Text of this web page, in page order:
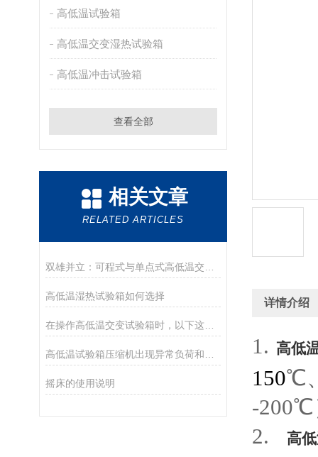
高低温试验箱
高低温交变湿热试验箱
高低温冲击试验箱
查看全部
相关文章
RELATED ARTICLES
高低温湿热试验箱如何选择
摇床的使用说明
详情介绍
1. 高低
150℃
-200℃
2.
高